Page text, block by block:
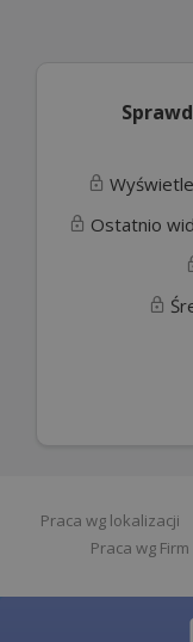
Ostatnio
Praca wg lokalizacji
Praca wg Firm